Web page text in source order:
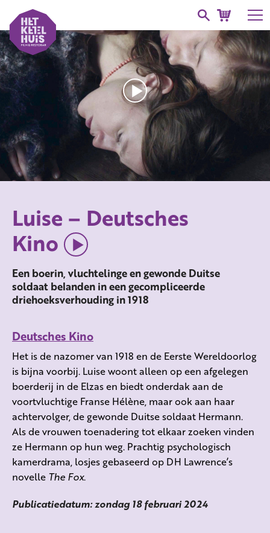
Luise – Deutsches
Kino
Een boerin, vluchtelinge en gewonde Duitse
soldaat belanden in een gecompliceerde
driehoeksverhouding in 1918
Deutsches Kino
Het is de nazomer van 1918 en de Eerste Wereldoorlog
is bijna voorbij. Luise woont alleen op een afgelegen
boerderij in de Elzas en biedt onderdak aan de
voortvluchtige Franse Hélène, maar ook aan haar
achtervolger, de gewonde Duitse soldaat Hermann.
Als de vrouwen toenadering tot elkaar zoeken vinden
ze Hermann op hun weg. Prachtig psychologisch
kamerdrama, losjes gebaseerd op DH Lawrence’s
novelle The Fox.
Publicatiedatum: zondag 18 februari 2024